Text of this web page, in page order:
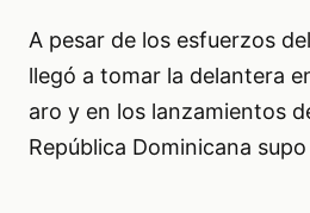
A pesar de los esfuerzos
llegó a tomar la delantera
aro y en los lanzamientos
República Dominicana